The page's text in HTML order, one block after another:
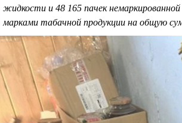
жидкости и 48 165 пачек
марками табачной продукции на общую